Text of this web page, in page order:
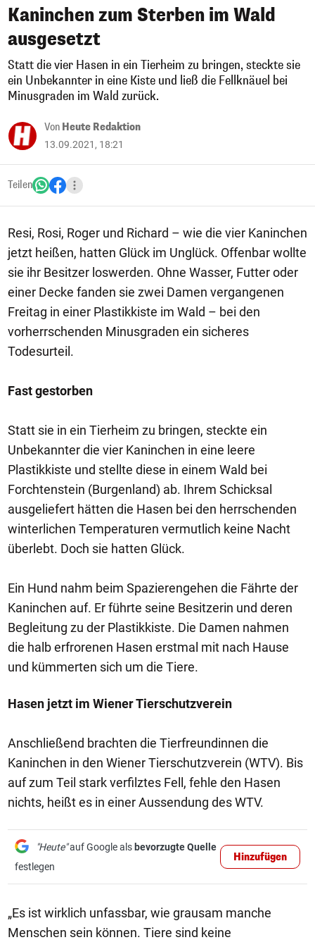
Kaninchen zum Sterben im Wald
ausgesetzt
Statt die vier Hasen in ein Tierheim zu bringen, steckte sie
ein Unbekannter in eine Kiste und ließ die Fellknäuel bei
Minusgraden im Wald zurück.
Von Heute Redaktion
13.09.2021, 18:21
Teilen
Resi, Rosi, Roger und Richard – wie die vier Kaninchen
jetzt heißen, hatten Glück im Unglück. Offenbar wollte
sie ihr Besitzer loswerden. Ohne Wasser, Futter oder
einer Decke fanden sie zwei Damen vergangenen
Freitag in einer Plastikkiste im Wald – bei den
vorherrschenden Minusgraden ein sicheres
Todesurteil.
Fast gestorben
Statt sie in ein Tierheim zu bringen, steckte ein
Unbekannter die vier Kaninchen in eine leere
Plastikkiste und stellte diese in einem Wald bei
Forchtenstein (Burgenland) ab. Ihrem Schicksal
ausgeliefert hätten die Hasen bei den herrschenden
winterlichen Temperaturen vermutlich keine Nacht
überlebt. Doch sie hatten Glück.
Ein Hund nahm beim Spazierengehen die Fährte der
Kaninchen auf. Er führte seine Besitzerin und deren
Begleitung zu der Plastikkiste. Die Damen nahmen
die halb erfrorenen Hasen erstmal mit nach Hause
und kümmerten sich um die Tiere.
Hasen jetzt im Wiener Tierschutzverein
Anschließend brachten die Tierfreundinnen die
Kaninchen in den Wiener Tierschutzverein (WTV). Bis
auf zum Teil stark verfilztes Fell, fehle den Hasen
nichts, heißt es in einer Aussendung des WTV.
"Heute"auf Google als bevorzugte Quelle
festlegen
Hinzufügen
„Es ist wirklich unfassbar, wie grausam manche
Menschen sein können. Tiere sind keine